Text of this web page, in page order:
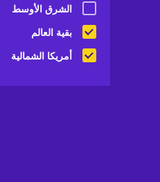
الشرق الأوسط
بقية العالم
أمريكا الشمالية